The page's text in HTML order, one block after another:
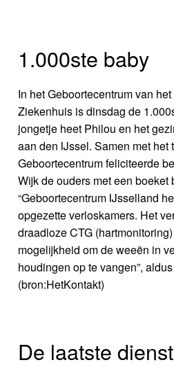
1.000ste baby
In het Geboortecentrum van
Ziekenhuis is dinsdag de
jongetje heet Philou en het
aan den IJssel. Samen met het
Geboortecentrum feliciteerde
Wijk de ouders met een boeket
“Geboortecentrum IJsselland
opgezette verloskamers. Het
draadloze CTG
mogelijkheid om de weeën in
houdingen op te vangen”,
(bron:HetKontakt)
De laatste